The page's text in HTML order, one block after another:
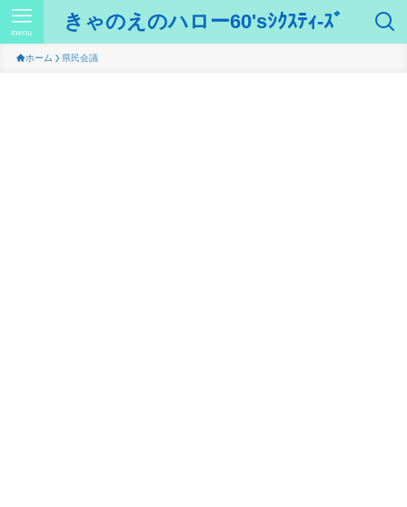
きゃのえのハロー60'sｼｸｽﾃｨ-ｽﾞ
menu
ホーム 県民会議